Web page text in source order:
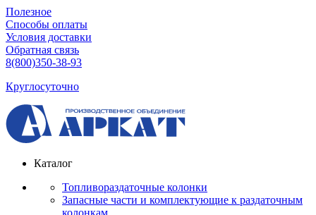
Полезное
Способы оплаты
Условия доставки
Обратная связь
8(800)350-38-93
Круглосуточно
Каталог
Топливораздаточные колонки
Запасные части и комплектующие к раздаточным
колонкам